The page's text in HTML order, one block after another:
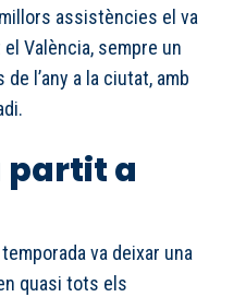
assistències el va
València, sempre un
l’any a la ciutat, amb
partit a
va deixar una
quasi tots els